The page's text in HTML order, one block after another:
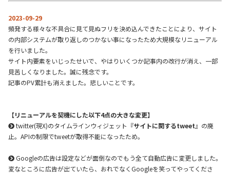
2023-09-29
頻発する様々な不具合に見て見ぬフリを決め込んできたことにより、サイト
の内部システムが取り返しのつかない事になったため大規模なリニューアル
を行いました。
サイト内要素をいじったせいで、やはりいくつか記事内の改行が消え、一部
見苦しくなりました。誠に残念です。
記事のPV累計も消えました。悲しいことです。
【リニューアルを契機にした以下4点の大きな変更】
twitter(現X)のタイムラインウィジェット『サイトに関するtweet』の廃
止。APIの制限でtweetが取得不能になったため。
Googleの広告は設定などが面倒なのでもう全て自動広告に変更しました。
変なところに広告が出ていたら、おれでなくGoogleを笑ってやってくださ